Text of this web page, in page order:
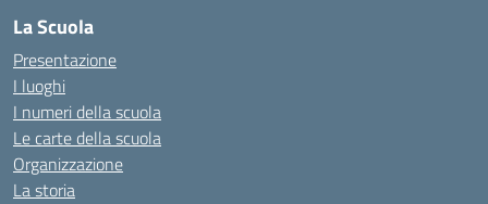
La Scuola
Presentazione
I luoghi
I numeri della scuola
Le carte della scuola
Organizzazione
La storia